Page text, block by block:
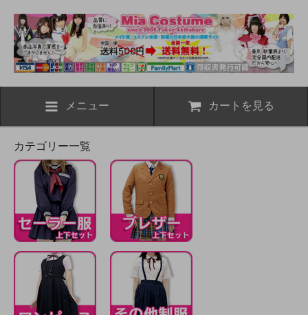
メニュー カートを見る
カテゴリー一覧